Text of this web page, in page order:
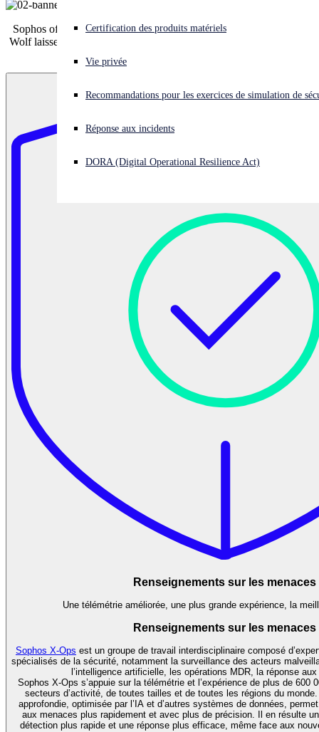
Vous subissez une cyberattaque ? Obtenez une aide immédiate.
Se connecter
Open language switcher
Certification des produits matériels
Vie privée
Recommandations pour les exercices de simulation de
Réponse aux incidents
DORA (Digital Operational Resilience Act)
Sophos offre une sécurité et une résilience de bout en bout. Arctic
Wolf laisse des lacunes que les organisations doivent combler elles-
Renseignements sur les menaces
Une télémétrie améliorée, une plus grande expérience, la
Renseignements sur les menaces
Sophos X-Ops est un groupe de travail interdisciplinaire composé
spécialisés de la sécurité, notamment la surveillance des acteurs
l’intelligence artificielle, les opérations MDR, la réponse
Sophos X-Ops s’appuie sur la télémétrie et l’expérience de plus de 600
secteurs d’activité, de toutes tailles et de toutes les régions du
approfondie, optimisée par l’IA et d’autres systèmes de données,
aux menaces plus rapidement et avec plus de précision. Il en résulte
détection plus rapide et une réponse plus efficace, même face aux